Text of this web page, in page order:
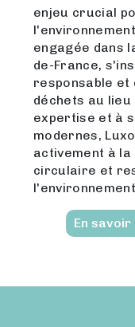
enjeu crucial
engagée dans
de-France,
responsable et
déchets au lieu
expertise et à
modernes,
activement à
circulaire et
En savoir